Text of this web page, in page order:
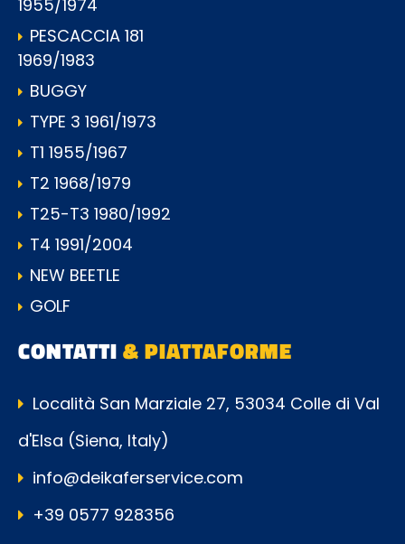
1955/1974
PESCACCIA 181
1969/1983
BUGGY
TYPE 3 1961/1973
T1 1955/1967
T2 1968/1979
T25-T3 1980/1992
T4 1991/2004
NEW BEETLE
GOLF
CONTATTI& PIATTAFORME
Località San Marziale 27, 53034 Colle di Val
d'Elsa (Siena, Italy)
info@deikaferservice.com
+39 0577 928356